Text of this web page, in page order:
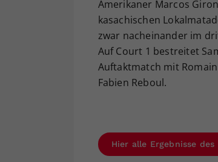
Amerikaner Marcos
kasachischen
zwar nacheinander im
Auf Court 1 bestreitet
Auftaktmatch mit
Fabien Reboul.
Hier alle Ergebnisse